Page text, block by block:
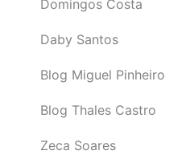
Domingos Costa
Daby Santos
Blog Miguel Pinheiro
Blog Thales Castro
Zeca Soares